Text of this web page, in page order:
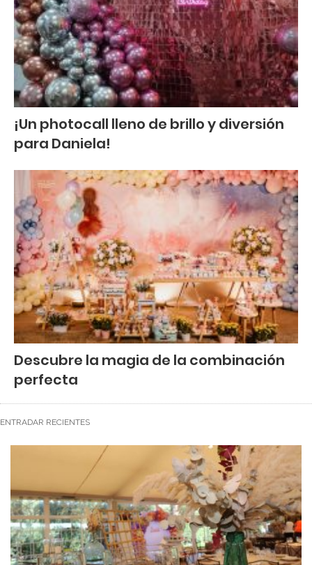
¡Un photocall lleno de brillo y diversión
para Daniela!
Descubre la magia de la combinación
perfecta
ENTRADAR RECIENTES